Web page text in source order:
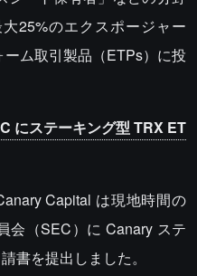
25%のエクスポージャー
ム取引製品（ETPs）に投
にステーキング型 TRX ET
Capital は現地時間の
会（SEC）に Canary ステ
書を提出しました。